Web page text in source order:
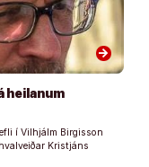
arrow_forward
heilanum
í Vilhjálm Birgisson
Kristjáns